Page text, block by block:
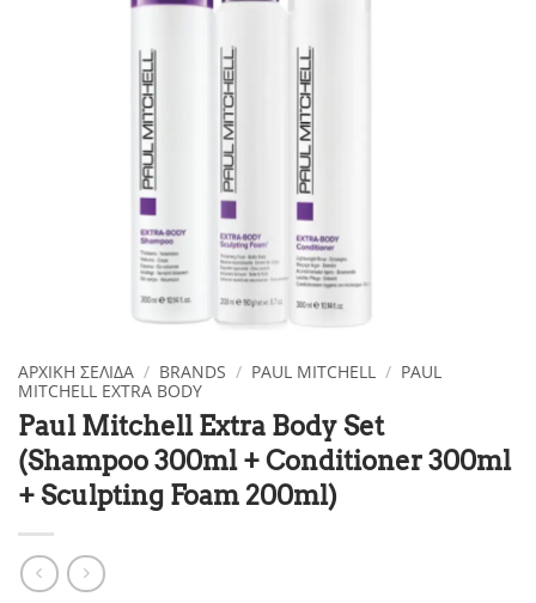
ΑΡΧΙΚΉ ΣΕΛΊΔΑ / BRANDS / PAUL MITCHELL / PAUL
MITCHELL EXTRA BODY
Paul Mitchell Extra Body Set
(Shampoo 300ml + Conditioner 300ml
+ Sculpting Foam 200ml)